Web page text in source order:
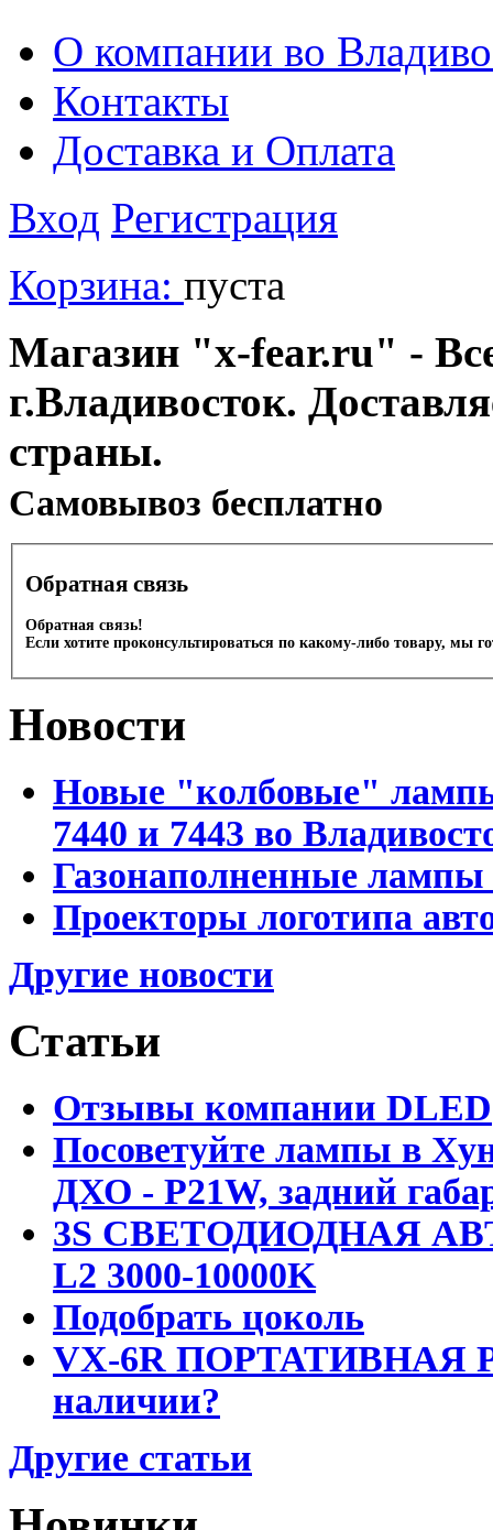
О компании во
Контакты
Доставка и Оплата
Вход Регистрация
Корзина: пуста
Магазин "x-fear.ru" -
г.Владивосток.
страны.
Cамовывоз бесплатно
Обратная связь
Обратная связь!
Если хотите проконсультироваться по какому-либо товару, мы
Новости
Новые "колбовые"
7440 и 7443 во
Газонаполненные лампы
Проекторы логотипа
Другие новости
Статьи
Отзывы компании DLED
Посоветуйте лампы в
ДХО - P21W, задний
3S СВЕТОДИОДНАЯ
L2 3000-10000K
Подобрать цоколь
VX-6R ПОРТАТИВНАЯ
наличии?
Другие статьи